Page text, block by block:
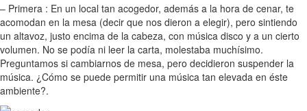
– Primera : En un local tan acogedor, además a la hora de cenar, te
acomodan en la mesa (decir que nos dieron a elegir), pero sintiendo
un altavoz, justo encima de la cabeza, con música disco y a un cierto
volumen. No se podía ni leer la carta, molestaba muchísimo.
Preguntamos si cambiarnos de mesa, pero decidieron suspender la
música. ¿Cómo se puede permitir una música tan elevada en éste
ambiente?.